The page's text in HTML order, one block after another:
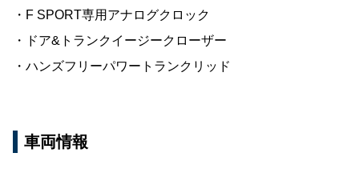
・F SPORT専用アナログクロック
・ドア&トランクイージークローザー
・ハンズフリーパワートランクリッド
車両情報